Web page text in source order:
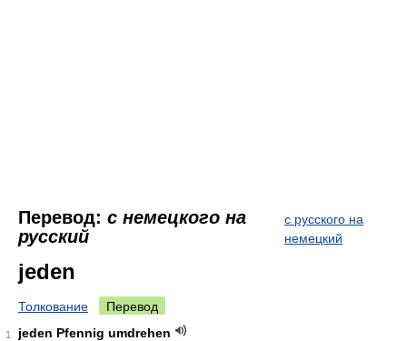
Перевод: с немецкого на
русский
с русского на
немецкий
jeden
Толкование Перевод
1
jeden Pfennig umdrehen